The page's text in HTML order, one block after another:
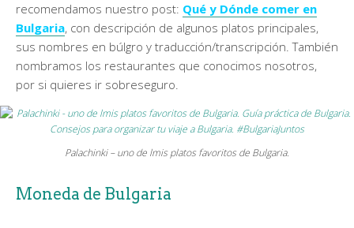
recomendamos nuestro post: Qué y Dónde comer en
Bulgaria, con descripción de algunos platos principales,
sus nombres en búlgro y traducción/transcripción. También
nombramos los restaurantes que conocimos nosotros,
por si quieres ir sobreseguro.
Palachinki – uno de lmis platos favoritos de Bulgaria.
Moneda de Bulgaria